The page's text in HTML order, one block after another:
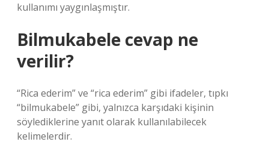
kullanımı yaygınlaşmıştır.
Bilmukabele cevap ne
verilir?
“Rica ederim” ve “rica ederim” gibi ifadeler, tıpkı
“bilmukabele” gibi, yalnızca karşıdaki kişinin
söylediklerine yanıt olarak kullanılabilecek
kelimelerdir.